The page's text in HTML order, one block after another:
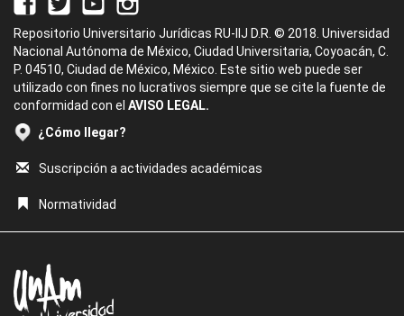
Repositorio Universitario Jurídicas RU-IIJ D.R. © 2018. Universidad
Nacional Autónoma de México, Ciudad Universitaria, Coyoacán, C.
P. 04510, Ciudad de México, México. Este sitio web puede ser
utilizado con fines no lucrativos siempre que se cite la fuente de
conformidad con el AVISO LEGAL.
¿Cómo llegar?
Suscripción a actividades académicas
Normatividad